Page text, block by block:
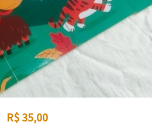
R$ 35,00